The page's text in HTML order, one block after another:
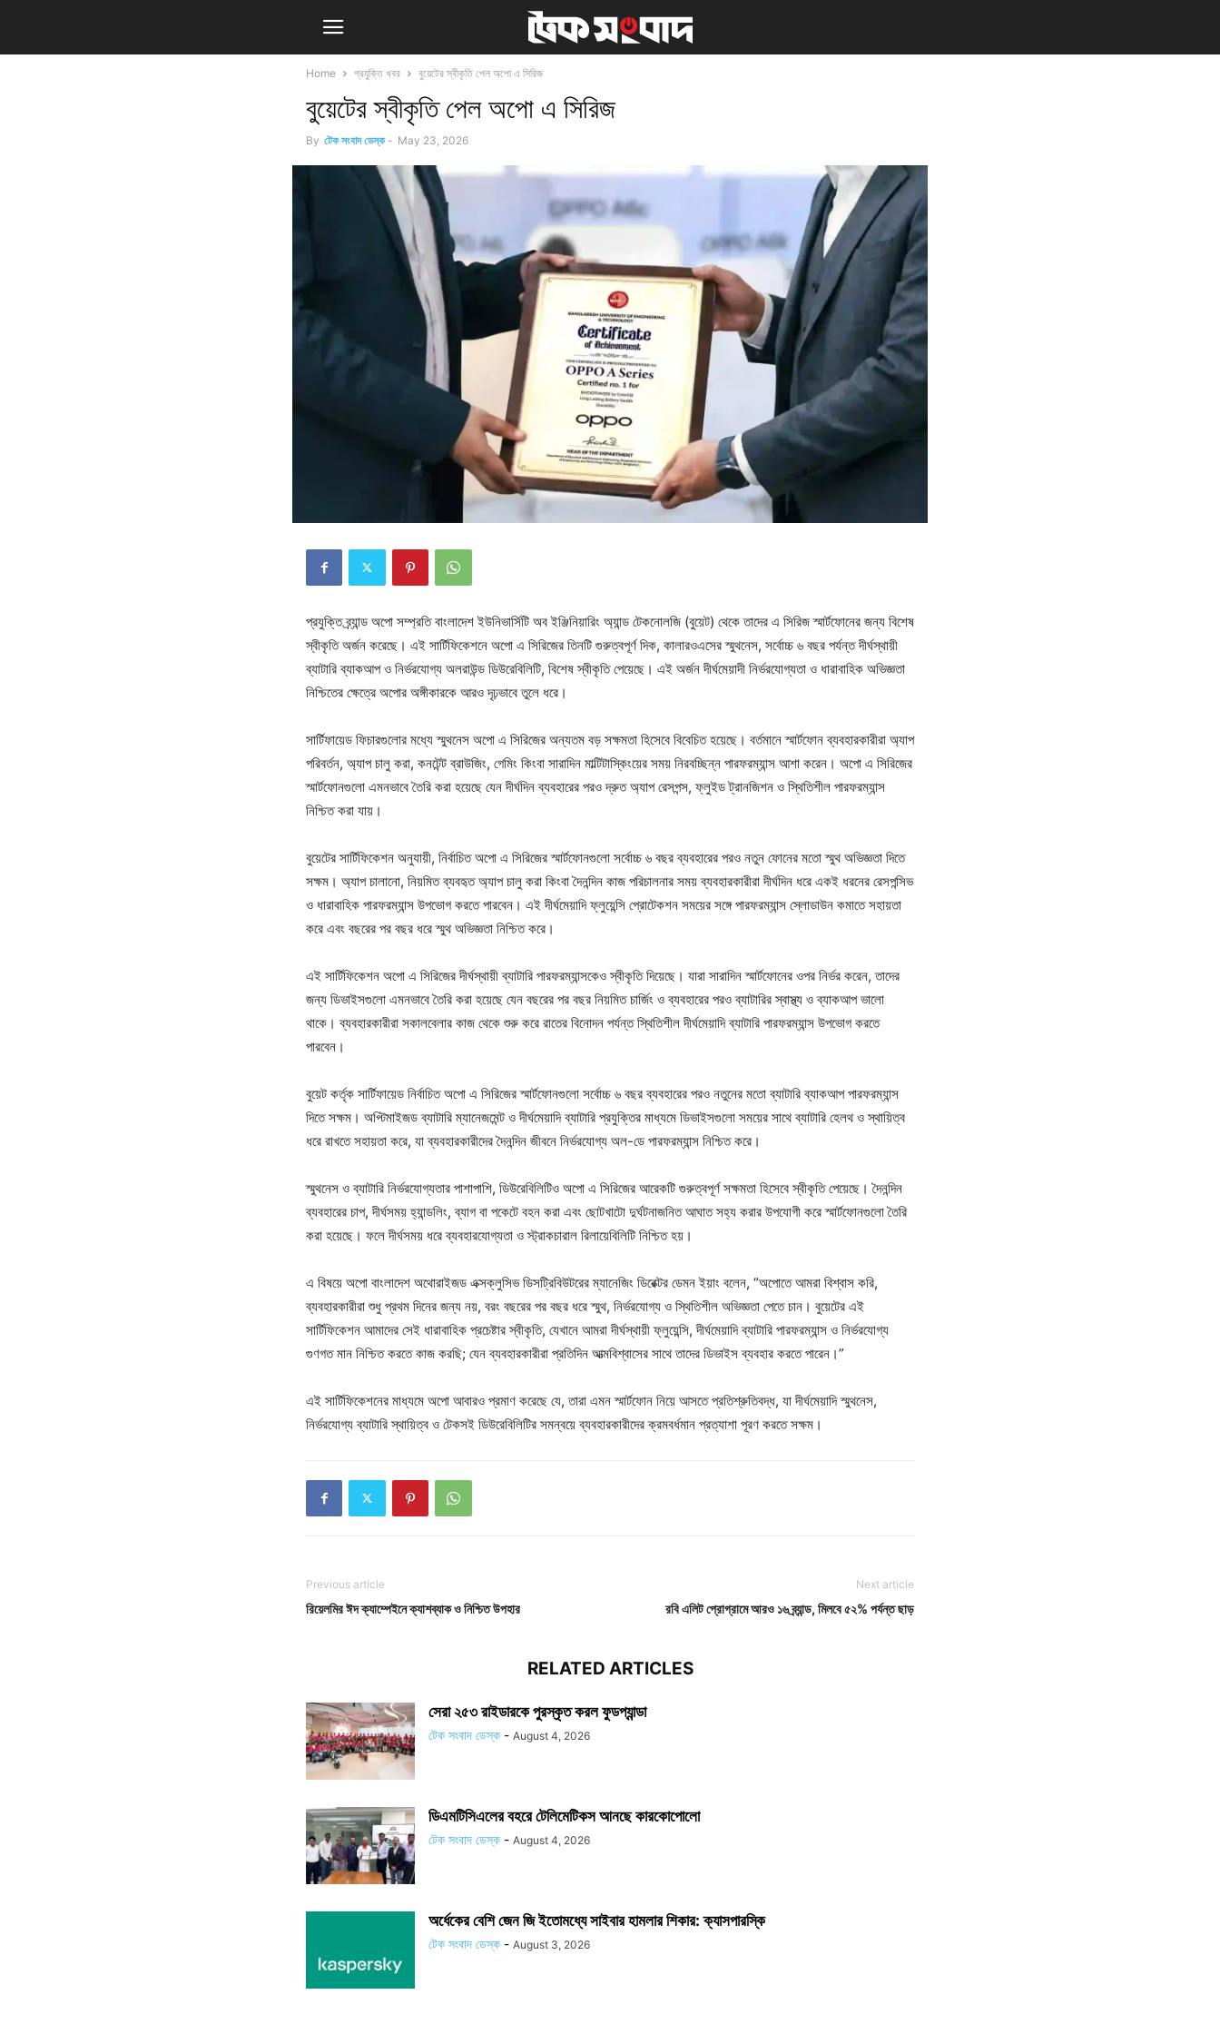
Home প্রযুক্তি খবর বুয়েটের স্বীকৃতি পেল অপো এ সিরিজ
বুয়েটের স্বীকৃতি পেল অপো এ সিরিজ
By টেক সংবাদ ডেস্ক - May 23, 2026
প্রযুক্তি ব্র্যান্ড অপো সম্প্রতি বাংলাদেশ ইউনিভার্সিটি অব ইঞ্জিনিয়ারিং অ্যান্ড টেকনোলজি (বুয়েট) থেকে তাদের এ সিরিজ স্মার্টফোনের জন্য বিশেষ
স্বীকৃতি অর্জন করেছে। এই সার্টিফিকেশনে অপো এ সিরিজের তিনটি গুরুত্বপূর্ণ দিক, কালারওএসের স্মুথনেস, সর্বোচ্চ ৬ বছর পর্যন্ত দীর্ঘস্থায়ী
ব্যাটারি ব্যাকআপ ও নির্ভরযোগ্য অলরাউন্ড ডিউরেবিলিটি, বিশেষ স্বীকৃতি পেয়েছে। এই অর্জন দীর্ঘমেয়াদী নির্ভরযোগ্যতা ও ধারাবাহিক অভিজ্ঞতা
নিশ্চিতের ক্ষেত্রে অপোর অঙ্গীকারকে আরও দৃঢ়ভাবে তুলে ধরে।
সার্টিফায়েড ফিচারগুলোর মধ্যে স্মুথনেস অপো এ সিরিজের অন্যতম বড় সক্ষমতা হিসেবে বিবেচিত হয়েছে। বর্তমানে স্মার্টফোন ব্যবহারকারীরা অ্যাপ
পরিবর্তন, অ্যাপ চালু করা, কনটেন্ট ব্রাউজিং, গেমিং কিংবা সারাদিন মাল্টিটাস্কিংয়ের সময় নিরবচ্ছিন্ন পারফরম্যান্স আশা করেন। অপো এ সিরিজের
স্মার্টফোনগুলো এমনভাবে তৈরি করা হয়েছে যেন দীর্ঘদিন ব্যবহারের পরও দ্রুত অ্যাপ রেসপন্স, ফ্লুইড ট্রানজিশন ও স্থিতিশীল পারফরম্যান্স
নিশ্চিত করা যায়।
বুয়েটের সার্টিফিকেশন অনুযায়ী, নির্বাচিত অপো এ সিরিজের স্মার্টফোনগুলো সর্বোচ্চ ৬ বছর ব্যবহারের পরও নতুন ফোনের মতো স্মুথ অভিজ্ঞতা দিতে
সক্ষম। অ্যাপ চালানো, নিয়মিত ব্যবহৃত অ্যাপ চালু করা কিংবা দৈনন্দিন কাজ পরিচালনার সময় ব্যবহারকারীরা দীর্ঘদিন ধরে একই ধরনের রেসপন্সিভ
ও ধারাবাহিক পারফরম্যান্স উপভোগ করতে পারবেন। এই দীর্ঘমেয়াদি ফ্লুয়েন্সি প্রোটেকশন সময়ের সঙ্গে পারফরম্যান্স স্লোডাউন কমাতে সহায়তা
করে এবং বছরের পর বছর ধরে স্মুথ অভিজ্ঞতা নিশ্চিত করে।
এই সার্টিফিকেশন অপো এ সিরিজের দীর্ঘস্থায়ী ব্যাটারি পারফরম্যান্সকেও স্বীকৃতি দিয়েছে। যারা সারাদিন স্মার্টফোনের ওপর নির্ভর করেন, তাদের
জন্য ডিভাইসগুলো এমনভাবে তৈরি করা হয়েছে যেন বছরের পর বছর নিয়মিত চার্জিং ও ব্যবহারের পরও ব্যাটারির স্বাস্থ্য ও ব্যাকআপ ভালো
থাকে। ব্যবহারকারীরা সকালবেলার কাজ থেকে শুরু করে রাতের বিনোদন পর্যন্ত স্থিতিশীল দীর্ঘমেয়াদি ব্যাটারি পারফরম্যান্স উপভোগ করতে
পারবেন।
বুয়েট কর্তৃক সার্টিফায়েড নির্বাচিত অপো এ সিরিজের স্মার্টফোনগুলো সর্বোচ্চ ৬ বছর ব্যবহারের পরও নতুনের মতো ব্যাটারি ব্যাকআপ পারফরম্যান্স
দিতে সক্ষম। অপ্টিমাইজড ব্যাটারি ম্যানেজমেন্ট ও দীর্ঘমেয়াদি ব্যাটারি প্রযুক্তির মাধ্যমে ডিভাইসগুলো সময়ের সাথে ব্যাটারি হেলথ ও স্থায়িত্ব
ধরে রাখতে সহায়তা করে, যা ব্যবহারকারীদের দৈনন্দিন জীবনে নির্ভরযোগ্য অল-ডে পারফরম্যান্স নিশ্চিত করে।
স্মুথনেস ও ব্যাটারি নির্ভরযোগ্যতার পাশাপাশি, ডিউরেবিলিটিও অপো এ সিরিজের আরেকটি গুরুত্বপূর্ণ সক্ষমতা হিসেবে স্বীকৃতি পেয়েছে। দৈনন্দিন
ব্যবহারের চাপ, দীর্ঘসময় হ্যান্ডলিং, ব্যাগ বা পকেটে বহন করা এবং ছোটখাটো দুর্ঘটনাজনিত আঘাত সহ্য করার উপযোগী করে স্মার্টফোনগুলো তৈরি
করা হয়েছে। ফলে দীর্ঘসময় ধরে ব্যবহারযোগ্যতা ও স্ট্রাকচারাল রিলায়েবিলিটি নিশ্চিত হয়।
এ বিষয়ে অপো বাংলাদেশ অথোরাইজড এক্সক্লুসিভ ডিসট্রিবিউটরের ম্যানেজিং ডিরেক্টর ডেমন ইয়াং বলেন, “অপোতে আমরা বিশ্বাস করি,
ব্যবহারকারীরা শুধু প্রথম দিনের জন্য নয়, বরং বছরের পর বছর ধরে স্মুথ, নির্ভরযোগ্য ও স্থিতিশীল অভিজ্ঞতা পেতে চান। বুয়েটের এই
সার্টিফিকেশন আমাদের সেই ধারাবাহিক প্রচেষ্টার স্বীকৃতি, যেখানে আমরা দীর্ঘস্থায়ী ফ্লুয়েন্সি, দীর্ঘমেয়াদি ব্যাটারি পারফরম্যান্স ও নির্ভরযোগ্য
গুণগত মান নিশ্চিত করতে কাজ করছি; যেন ব্যবহারকারীরা প্রতিদিন আত্মবিশ্বাসের সাথে তাদের ডিভাইস ব্যবহার করতে পারেন।”
এই সার্টিফিকেশনের মাধ্যমে অপো আবারও প্রমাণ করেছে যে, তারা এমন স্মার্টফোন নিয়ে আসতে প্রতিশ্রুতিবদ্ধ, যা দীর্ঘমেয়াদি স্মুথনেস,
নির্ভরযোগ্য ব্যাটারি স্থায়িত্ব ও টেকসই ডিউরেবিলিটির সমন্বয়ে ব্যবহারকারীদের ক্রমবর্ধমান প্রত্যাশা পূরণ করতে সক্ষম।
Previous article
রিয়েলমির ঈদ ক্যাম্পেইনে ক্যাশব্যাক ও নিশ্চিত উপহার
Next article
রবি এলিট প্রোগ্রামে আরও ১৬ ব্র্যান্ড, মিলবে ৫২% পর্যন্ত ছাড়
RELATED ARTICLES
সেরা ২৫৩ রাইডারকে পুরস্কৃত করল ফুডপ্যান্ডা
টেক সংবাদ ডেস্ক - August 4, 2026
ডিএমটিসিএলের বহরে টেলিমেটিকস আনছে কারকোপোলো
টেক সংবাদ ডেস্ক - August 4, 2026
অর্ধেকের বেশি জেন জি ইতোমধ্যে সাইবার হামলার শিকার: ক্যাসপারস্কি
টেক সংবাদ ডেস্ক - August 3, 2026